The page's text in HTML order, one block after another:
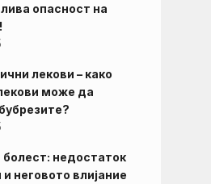
опасност на
лекови – како
може да
недостаток
неговото влијание